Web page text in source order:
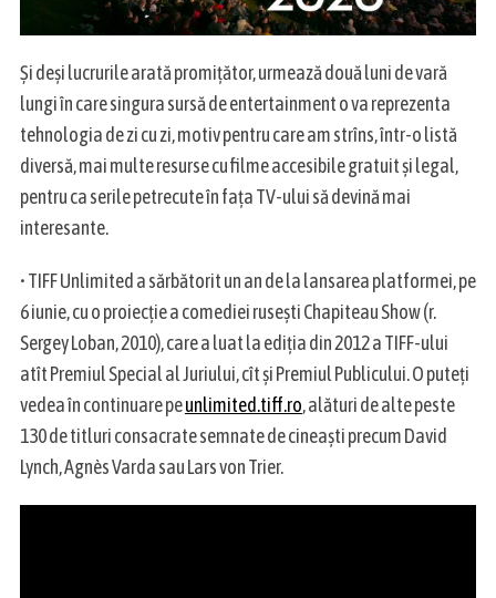
Și deși lucrurile arată promițător, urmează două luni de vară
lungi în care singura sursă de entertainment o va reprezenta
tehnologia de zi cu zi, motiv pentru care am strîns, într-o listă
diversă, mai multe resurse cu filme accesibile gratuit și legal,
pentru ca serile petrecute în fața TV-ului să devină mai
interesante.
• TIFF Unlimited a sărbătorit un an de la lansarea platformei, pe
6 iunie, cu o proiecție a comediei rusești Chapiteau Show (r.
Sergey Loban, 2010), care a luat la ediția din 2012 a TIFF-ului
atît Premiul Special al Juriului, cît și Premiul Publicului. O puteți
vedea în continuare peunlimited.tiff.ro, alături de alte peste
130 de titluri consacrate semnate de cineaști precum David
Lynch, Agnès Varda sau Lars von Trier.